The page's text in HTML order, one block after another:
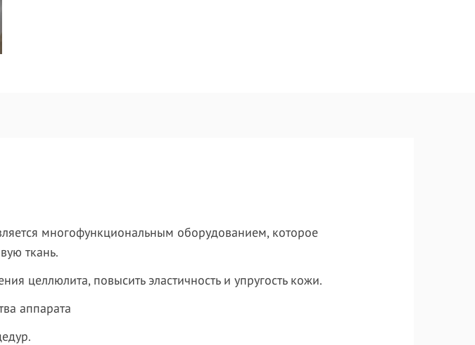
многофункциональным оборудованием, которое
ткань.
целлюлита, повысить эластичность и упругость кожи.
аппарата